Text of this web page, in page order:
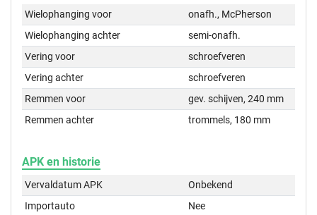
Wielophanging voor
onafh., McPherson
Wielophanging achter
semi-onafh.
Vering voor
schroefveren
Vering achter
schroefveren
Remmen voor
gev. schijven, 240 mm
Remmen achter
trommels, 180 mm
APK en historie
Vervaldatum APK
Onbekend
Importauto
Nee